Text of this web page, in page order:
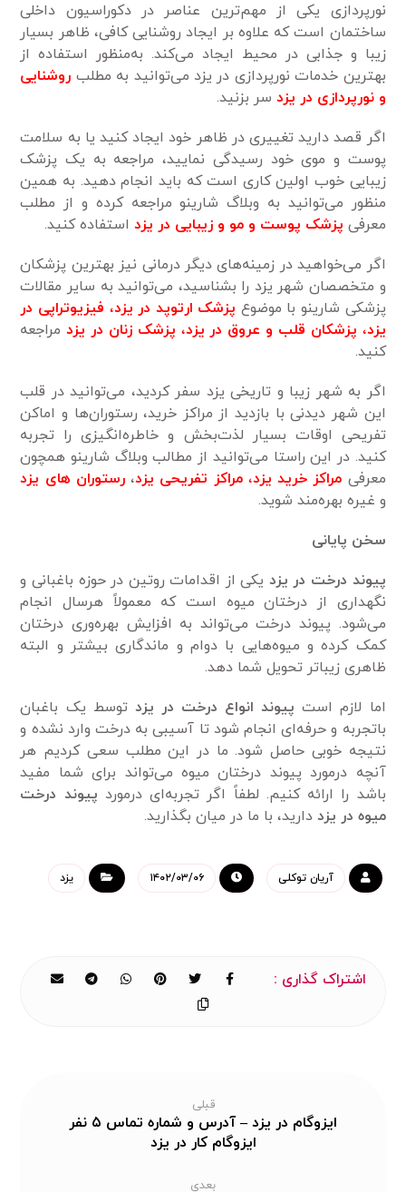
نورپردازی یکی از مهم‌ترین عناصر در دکوراسیون داخلی
ساختمان است که علاوه بر ایجاد روشنایی کافی، ظاهر بسیار
زیبا و جذابی در محیط ایجاد می‌کند. به‌منظور استفاده از
بهترین خدمات نورپردازی در یزد می‌توانید به مطلب روشنایی
و نورپردازی در یزد سر بزنید.
اگر قصد دارید تغییری در ظاهر خود ایجاد کنید یا به سلامت
پوست و موی خود رسیدگی نمایید، مراجعه به یک پزشک
زیبایی خوب اولین کاری است که باید انجام دهید. به همین
منظور می‌توانید به وبلاگ شارینو مراجعه کرده و از مطلب
معرفی پزشک پوست و مو و زیبایی در یزد استفاده کنید.
اگر می‌خواهید در زمینه‌های دیگر درمانی نیز بهترین پزشکان
و متخصصان شهر یزد را بشناسید، می‌توانید به سایر مقالات
پزشکی شارینو با موضوع پزشک ارتوپد در یزد، فیزیوتراپی در
یزد، پزشکان قلب و عروق در یزد، پزشک زنان در یزدمراجعه
کنید.
اگر به شهر زیبا و تاریخی یزد سفر کردید، می‌توانید در قلب
این شهر دیدنی با بازدید از مراکز خرید، رستوران‌ها و اماکن
تفریحی اوقات بسیار لذت‌بخش و خاطره‌انگیزی را تجربه
کنید. در این راستا می‌توانید از مطالب وبلاگ شارینو همچون
معرفی مراکز خرید یزد،مراکز تفریحی یزد،رستوران‌ های یزد
و غیره بهره‌مند شوید.
سخن پایانی
پیوند درخت در یزد یکی از اقدامات روتین در حوزه باغبانی و
نگهداری از درختان میوه‌ است که معمولاً هرسال انجام
می‌شود. پیوند درخت می‌تواند به افزایش بهره‌وری درختان
کمک کرده و میوه‌‌هایی با دوام و ماندگاری بیشتر و البته
ظاهری زیباتر تحویل شما دهد.
اما لازم است پیوند انواع درخت در یزد توسط یک باغبان
باتجربه و حرفه‌ای انجام شود تا آسیبی به درخت وارد نشده و
نتیجه خوبی حاصل شود. ما در این مطلب سعی کردیم هر
آنچه درمورد پیوند درختان میوه‌ می‌تواند برای شما مفید
باشد را ارائه کنیم. لطفاً اگر تجربه‌ای درمورد پیوند درخت
میوه‌ در یزد دارید، با ما در میان بگذارید.
آریان توکلی ۱۴۰۲/۰۳/۰۶ یزد
قبلی
ایزوگام در یزد – آدرس و شماره تماس ۵ نفر
ایزوگام کار در یزد
بعدی